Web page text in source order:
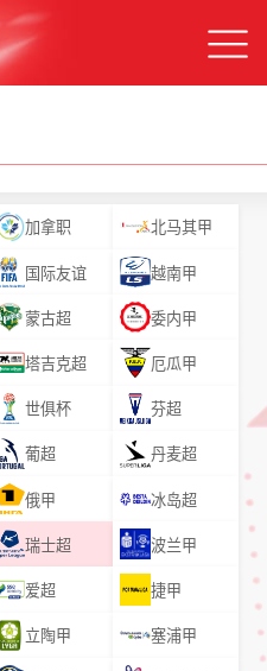
加拿职 北马其甲
国际友谊 越南甲
蒙古超 委内甲
塔吉克超 厄瓜甲
世俱杯 芬超
葡超 丹麦超
俄甲 冰岛超
瑞士超 波兰甲
爱超 捷甲
立陶甲 塞浦甲